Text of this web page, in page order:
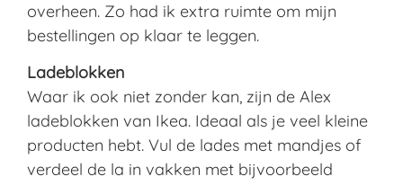
overheen. Zo had ik extra ruimte om mijn
bestellingen op klaar te leggen.
Ladeblokken
Waar ik ook niet zonder kan, zijn de Alex
ladeblokken van Ikea. Ideaal als je veel kleine
producten hebt. Vul de lades met mandjes of
verdeel de la in vakken met bijvoorbeeld